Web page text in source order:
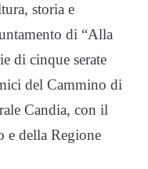
storia e
di “Alla
di cinque serate
del Cammino di
Candia, con il
e della Regione